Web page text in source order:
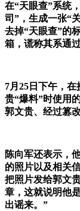
在“天眼查”系统
司”，生成一张“
去掉“天眼查”的
箱，谎称其系通
7月25日下午，
贵“爆料”时使用
郭文贵、经过篡改
陈向军还表示，
的照片以及相关
把照片发给郭文
章，这就说明他
出谣来。”